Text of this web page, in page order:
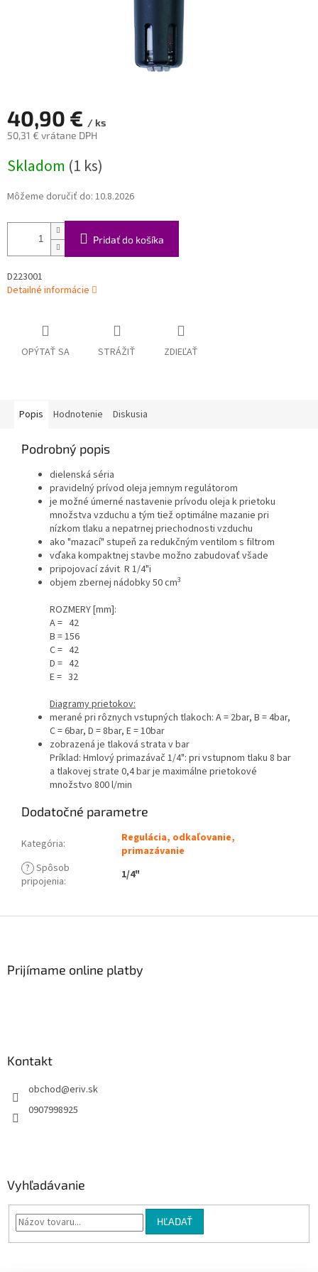
40,90 € / ks
50,31 € vrátane DPH
cena:
Skladom (1 ks)
Môžeme doručiť do: 10.8.2026
Pridať do košíka
D223001
Detailné informácie
OPÝTAŤ SA STRÁŽIŤ ZDIEĽAŤ
Popis Hodnotenie Diskusia
Podrobný popis
dielenská séria
pravidelný prívod oleja jemnym regulátorom
je možné úmerné nastavenie prívodu oleja k prietoku
množstva vzduchu a tým tiež optimálne mazanie pri
nízkom tlaku a nepatrnej priechodnosti vzduchu
ako "mazací" stupeň za redukčným ventilom s filtrom
vďaka kompaktnej stavbe možno zabudovať všade
pripojovací závit R 1/4"i
objem zbernej nádobky 50 cm3
ROZMERY [mm]:
A = 42
B = 156
C = 42
D = 42
E = 32
Diagramy prietokov:
merané pri rôznych vstupných tlakoch: A = 2bar, B = 4bar,
C = 6bar, D = 8bar, E = 10bar
zobrazená je tlaková strata v bar
Príklad: Hmlový primazávač 1/4": pri vstupnom tlaku 8 bar
a tlakovej strate 0,4 bar je maximálne prietokové
množstvo 800 l/min
Dodatočné parametre
Kategória:
Regulácia, odkaľovanie,
primazávanie
? Spôsob
pripojenia: 1/4"
Prijímame online platby
Kontakt
obchod@eriv.sk
0907998925
Vyhľadávanie
HĽADAŤ